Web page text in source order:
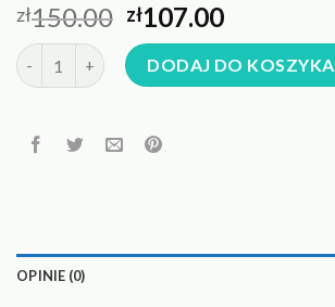
zł150.00 zł107.00
ilość zawieszka z rubinem naturalnym
DODAJ DO KOSZYKA
OPINIE (0)